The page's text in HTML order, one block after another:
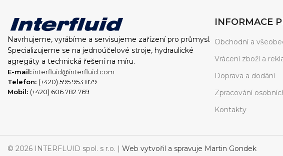
Navrhujeme, vyrábíme a servisujeme zařízení pro průmysl.
Specializujeme se na jednoúčelové stroje, hydraulické
agregáty a technická řešení na míru.
E-mail: interfluid@interfluid.com
Telefon: (+420) 595 953 879
Mobil: (+420) 606 782 769
INFORMACE
Obchodní a
Vrácení zboží a
Doprava a dodání
Zpracování
Kontakty
© 2026 INTERFLUID spol. s r.o. | Web vytvořil a spravuje Martin Gondek